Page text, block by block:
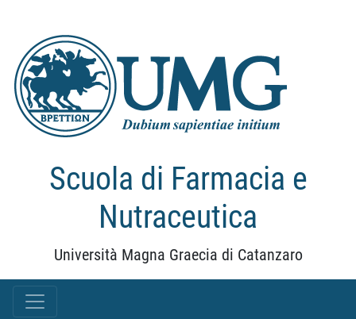
Scuola di Farmacia e
Nutraceutica
Università Magna Graecia di Catanzaro